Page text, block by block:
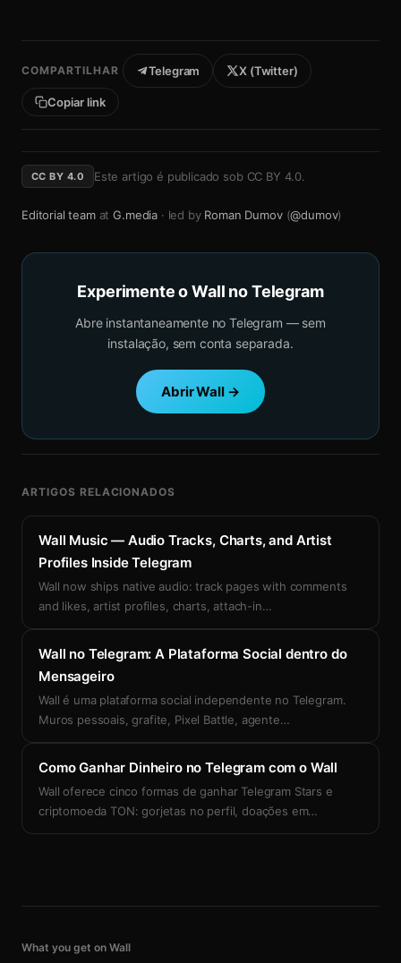
COMPARTILHAR Telegram X (Twitter)
Copiar link
CC BY 4.0 Este artigo é publicado sob CC BY 4.0.
Editorial teamat G.media · led by Roman Dumov (@dumov)
Experimente o Wall no Telegram
Abre instantaneamente no Telegram — sem
instalação, sem conta separada.
Abrir Wall →
ARTIGOS RELACIONADOS
Wall Music — Audio Tracks, Charts, and Artist
Profiles Inside Telegram
Wall now ships native audio: track pages with comments
and likes, artist profiles, charts, attach-in…
Wall no Telegram: A Plataforma Social dentro do
Mensageiro
Wall é uma plataforma social independente no Telegram.
Muros pessoais, grafite, Pixel Battle, agente…
Como Ganhar Dinheiro no Telegram com o Wall
Wall oferece cinco formas de ganhar Telegram Stars e
criptomoeda TON: gorjetas no perfil, doações em…
What you get on Wall